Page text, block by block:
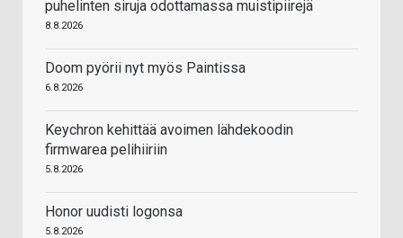
puhelinten siruja odottamassa muistipiirejä
8.8.2026
Doom pyörii nyt myös Paintissa
6.8.2026
Keychron kehittää avoimen lähdekoodin
firmwarea pelihiiriin
5.8.2026
Honor uudisti logonsa
5.8.2026